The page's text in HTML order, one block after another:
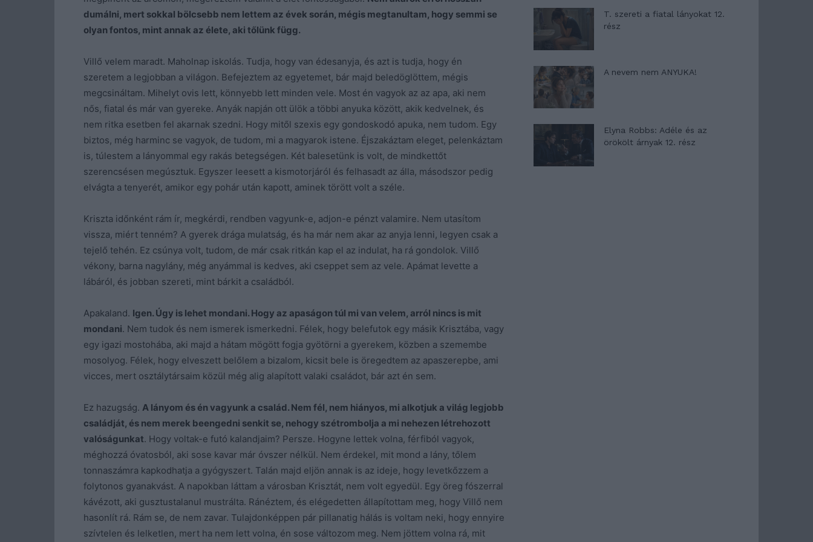
dumálni, mert sokkal bölcsebb nem lettem az évek során, mégis megtanultam, hogy semmi se
olyan fontos, mint annak az élete, aki tőlünk függ.
Villő velem maradt. Maholnap iskolás. Tudja, hogy van édesanyja, és azt is tudja, hogy én
szeretem a legjobban a világon. Befejeztem az egyetemet, bár majd beledöglöttem, mégis
megcsináltam. Mihelyt ovis lett, könnyebb lett minden vele. Most én vagyok az az apa, aki nem
nős, fiatal és már van gyereke. Anyák napján ott ülök a többi anyuka között, akik kedvelnek, és
nem ritka esetben fel akarnak szedni. Hogy mitől szexis egy gondoskodó apuka, nem tudom. Egy
biztos, még harminc se vagyok, de tudom, mi a magyarok istene. Éjszakáztam eleget, pelenkáztam
is, túlestem a lányommal egy rakás betegségen. Két balesetünk is volt, de mindkettőt
szerencsésen megúsztuk. Egyszer leesett a kismotorjáról és felhasadt az álla, másodszor pedig
elvágta a tenyerét, amikor egy pohár után kapott, aminek törött volt a széle.
Kriszta időnként rám ír, megkérdi, rendben vagyunk-e, adjon-e pénzt valamire. Nem utasítom
vissza, miért tenném? A gyerek drága mulatság, és ha már nem akar az anyja lenni, legyen csak a
tejelő tehén. Ez csúnya volt, tudom, de már csak ritkán kap el az indulat, ha rá gondolok. Villő
vékony, barna nagylány, még anyámmal is kedves, aki cseppet sem az vele. Apámat levette a
lábáról, és jobban szereti, mint bárkit a családból.
Apakaland. Igen. Úgy is lehet mondani. Hogy az apaságon túl mi van velem, arról nincs is mit
mondani. Nem tudok és nem ismerek ismerkedni. Félek, hogy belefutok egy másik Krisztába, vagy
egy igazi mostohába, aki majd a hátam mögött fogja gyötörni a gyerekem, közben a szemembe
mosolyog. Félek, hogy elveszett belőlem a bizalom, kicsit bele is öregedtem az apaszerepbe, ami
vicces, mert osztálytársaim közül még alig alapított valaki családot, bár azt én sem.
Ez hazugság. A lányom és én vagyunk a család. Nem fél, nem hiányos, mi alkotjuk a világ legjobb
családját, és nem merek beengedni senkit se, nehogy szétrombolja a mi nehezen létrehozott
valóságunkat. Hogy voltak-e futó kalandjaim? Persze. Hogyne lettek volna, férfiból vagyok,
méghozzá óvatosból, aki sose kavar már óvszer nélkül. Nem érdekel, mit mond a lány, tőlem
tonnaszámra kapkodhatja a gyógyszert. Talán majd eljön annak is az ideje, hogy levetkőzzem a
folytonos gyanakvást. A napokban láttam a városban Krisztát, nem volt egyedül. Egy öreg fószerral
kávézott, aki gusztustalanul mustrálta. Ránéztem, és elégedetten állapítottam meg, hogy Villő nem
hasonlít rá. Rám se, de nem zavar. Tulajdonképpen pár pillanatig hálás is voltam neki, hogy ennyire
szívtelen és lelketlen, mert ha nem lett volna, én sose változom meg. Nem jöttem volna rá, mit
T. szereti a fiatal lányokat 12.
rész
A nevem nem ANYUKA!
Elyna Robbs: Adéle és az
örökölt árnyak 12. rész